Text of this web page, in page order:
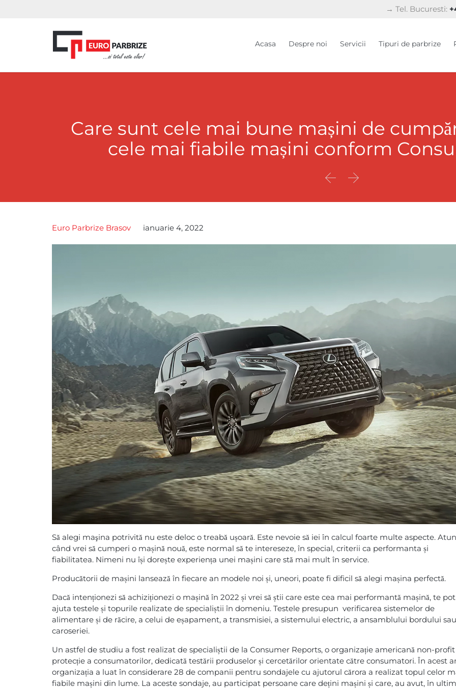
→ Tel. Bucuresti:
Acasa Despre noi Servicii Tipuri de parbrize
Care sunt cele mai bune mașini de
cele mai fiabile mașini conform
 
Euro Parbrize Brasov ianuarie 4, 2022
Să alegi maşina potrivită nu este deloc o treabă ușoară. Este nevoie să iei în calcul foarte multe aspecte.
când vrei să cumperi o mașină nouă, este normal să te intereseze, în special, criterii ca performanta și
fiabilitatea. Nimeni nu își dorește experiența unei mașini care stă mai mult în service.
Producătorii de mașini lansează în fiecare an modele noi și, uneori, poate fi dificil să alegi mașina perfectă.
Dacă intenționezi să achiziționezi o mașină în 2022 și vrei să știi care este cea mai performantă mașină, te pot
ajuta testele și topurile realizate de specialiștii în domeniu. Testele presupun verificarea sistemelor de
alimentare și de răcire, a celui de eșapament, a transmisiei, a sistemului electric, a ansamblului bordului
caroseriei.
Un astfel de studiu a fost realizat de specialiștii de la Consumer Reports, o organizație americană non-
protecție a consumatorilor, dedicată testării produselor și cercetărilor orientate către consumatori. În acest
organizația a luat în considerare 28 de companii pentru sondajele cu ajutorul cărora a realizat topul celor
fiabile mașini din lume. La aceste sondaje, au participat persoane care dețini mașini și care, au avut, în